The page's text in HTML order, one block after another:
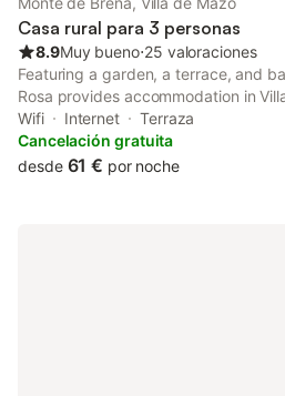
Casa rural para 3 personas
8.9Muy bueno⋅25 valoraciones
Featuring a garden, a terrace, and
Rosa provides accommodation in
and sea views. Outdoor seating is
house.
Wifi Internet
Terraza
Cancelación gratuita
desde 61 € por noche